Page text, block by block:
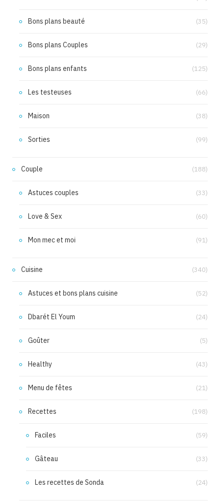
Bons plans beauté (35)
Bons plans Couples (29)
Bons plans enfants (125)
Les testeuses (66)
Maison (38)
Sorties (99)
Couple (188)
Astuces couples (33)
Love & Sex (60)
Mon mec et moi (91)
Cuisine (340)
Astuces et bons plans cuisine (52)
Dbarét El Youm (24)
Goûter (5)
Healthy (43)
Menu de fêtes (21)
Recettes (198)
Faciles (59)
Gâteau (33)
Les recettes de Sonda (24)